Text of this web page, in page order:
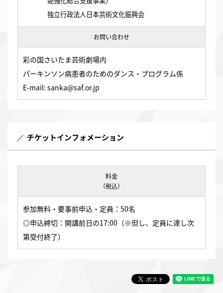
独立行政法人日本芸術文化振興会
お問い合わせ
彩の国さいたま芸術劇場内
パーキンソン病患者のためのダンス・プログラム係
E-mail: sanka@saf.or.jp
チケットインフォメーション
料金
（税込）
参加無料・要事前申込・定員：50名
◎申込締切：開講前日の17:00（※但し、定員に達し次
第受付終了）